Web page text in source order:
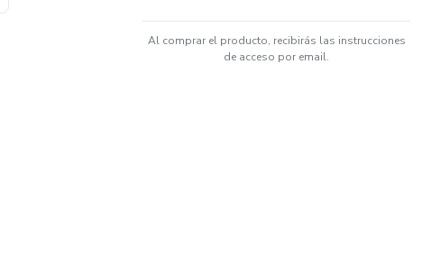
Al comprar el producto, recibirás las instrucciones
de acceso por email.